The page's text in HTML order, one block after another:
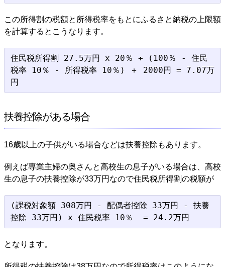
この所得割の税額と所得税率をもとにふるさと納税の上限額
を計算するとこうなります。
住民税所得割 27.5万円 x 20％ ÷ (100％ - 住民
税率 10％ - 所得税率 10％) ＋ 2000円 = 7.07万
扶養控除がある場合
16歳以上の子供がいる場合などは扶養控除もあります。
例えば専業主婦の奥さんと高校生の息子がいる場合は、高校
生の息子の扶養控除が33万円なので住民税所得割の税額が
(課税対象額 308万円 - 配偶者控除 33万円 - 扶養
となります。